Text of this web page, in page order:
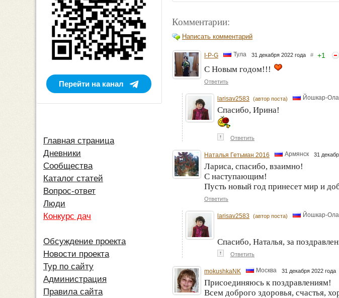
Комментарии:
Написать комментарий
I-P-G Тула 31 декабря 2022 года # +1
С Новым годом!!!
Ответить
larisav2583 (автор поста) Йошкар-Ола
Спасибо, Ирина!
↑ Ответить
Наталья Гетьман 2016 Армянск 31
Лариса, спасибо, взаимно!
С наступающим!
Пусть новый год принесет мир и
Ответить
larisav2583 (автор поста) Йошкар-Ола
Спасибо, Наталья, за
↑ Ответить
mokushkaNK Москва 31 декабря 2022 года
Присоединяюсь к поздравлениям!
Всем доброго здоровья, счастья,
Перейти на канал
Главная страница
Дневники
Сообщества
Каталог статей
Вопрос-ответ
Люди
Конкурс дач
Обсуждение проекта
Новости проекта
Тур по сайту
Администрация
Правила сайта